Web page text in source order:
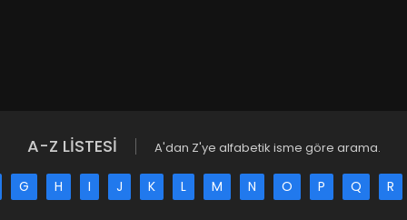
A-Z LİSTESİ A'dan Z'ye alfabetik isme göre arama.
G H I J K L M N O P Q R